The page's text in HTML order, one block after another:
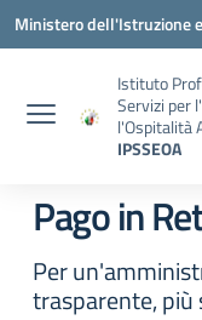
Vai ai contenuti
Vai al menu di navigazione
Vai al footer
Ministero dell'Istruzione
Istituto
Servizi per
l'Ospitalità
IPSSEOA
Pago in
Per
trasparente, più